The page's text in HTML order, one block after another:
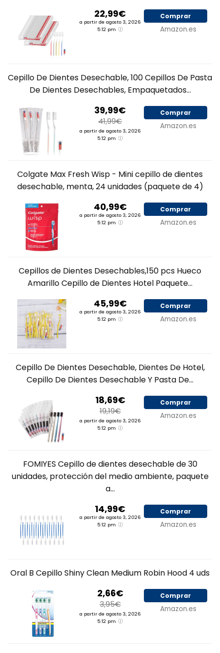
22,99€
a partir de agosto 3, 2026
5:12 pm
Comprar
Amazon.es
Cepillo De Dientes Desechable, 100 Cepillos De Pasta
De Dientes Desechables, Empaquetados...
39,99€
41,99€
a partir de agosto 3, 2026
5:12 pm
Comprar
Amazon.es
Colgate Max Fresh Wisp - Mini cepillo de dientes
desechable, menta, 24 unidades (paquete de 4)
40,99€
a partir de agosto 3, 2026
5:12 pm
Comprar
Amazon.es
Cepillos de Dientes Desechables,150 pcs Hueco
Amarillo Cepillo de Dientes Hotel Paquete...
45,99€
a partir de agosto 3, 2026
5:12 pm
Comprar
Amazon.es
Cepillo De Dientes Desechable, Dientes De Hotel,
Cepillo De Dientes Desechable Y Pasta De...
18,69€
19,19€
a partir de agosto 3, 2026
5:12 pm
Comprar
Amazon.es
FOMIYES Cepillo de dientes desechable de 30
unidades, protección del medio ambiente, paquete
a...
14,99€
a partir de agosto 3, 2026
5:12 pm
Comprar
Amazon.es
Oral B Cepillo Shiny Clean Medium Robin Hood 4 uds
2,66€
3,95€
a partir de agosto 3, 2026
5:12 pm
Comprar
Amazon.es